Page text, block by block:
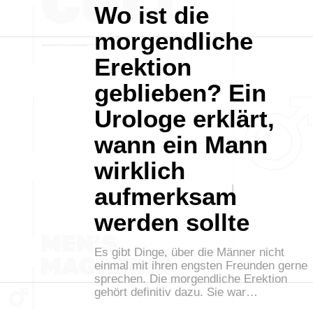
Wo ist die
morgendliche
Erektion
geblieben? Ein
Urologe erklärt,
wann ein Mann
wirklich
aufmerksam
werden sollte
Es gibt Dinge, über die Männer nicht
einmal mit ihren engsten Freunden gerne
sprechen. Die morgendliche Erektion
gehört definitiv dazu. Sie war…